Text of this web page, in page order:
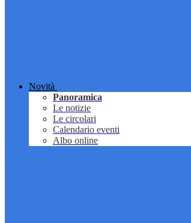
Novità
Panoramica
Le notizie
Le circolari
Calendario eventi
Albo online